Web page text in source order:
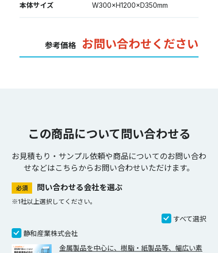
本体サイズ W300×H1200×D350mm
参考価格 お問い合わせください
この商品について問い合わせる
お見積もり・サンプル依頼や商品についてのお問い合わ
せなどは こちらからお問い合わせいただけます。
必須 問い合わせる会社を選ぶ
※1社以上選択してください。
すべて選択
静和産業株式会社
金属製品を中心に、樹脂・紙製品等、幅広い素